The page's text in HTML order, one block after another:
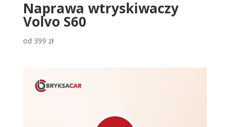
Naprawa wtryskiwaczy
Volvo S60
od 399 zł